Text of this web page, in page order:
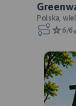
Polska,
6/6